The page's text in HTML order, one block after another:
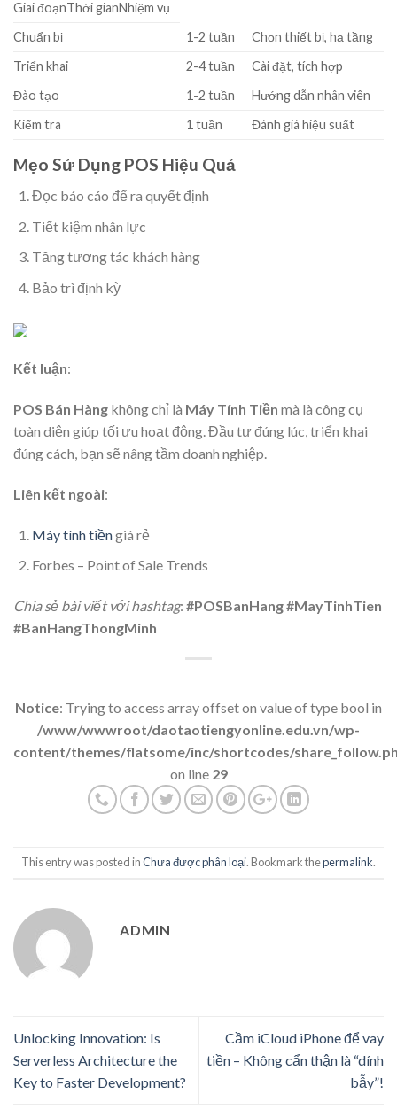
Giai đoạnThời gianNhiệm vụ
Chuẩn bị
1-2 tuần
Chọn thiết bị, hạ tầng
Triển khai
2-4 tuần
Cài đặt, tích hợp
Đào tạo
1-2 tuần
Hướng dẫn nhân viên
Kiểm tra
1 tuần Đánh giá hiệu suất
Mẹo Sử Dụng POS Hiệu Quả
Đọc báo cáo để ra quyết định
Tiết kiệm nhân lực
Tăng tương tác khách hàng
Bảo trì định kỳ
Kết luận:
POS Bán Hàng không chỉ là Máy Tính Tiền mà là công cụ
toàn diện giúp tối ưu hoạt động. Đầu tư đúng lúc, triển khai
đúng cách, bạn sẽ nâng tầm doanh nghiệp.
Liên kết ngoài:
Máy tính tiềngiá rẻ
Forbes – Point of Sale Trends
Chia sẻ bài viết với hashtag: #POSBanHang #MayTinhTien
#BanHangThongMinh
Notice: Trying to access array offset on value of type bool in
/www/wwwroot/daotaotiengyonline.edu.vn/wp-
content/themes/flatsome/inc/shortcodes/
on line 29
This entry was posted inChưa được phân loại. Bookmark thepermalink.
ADMIN
Unlocking Innovation: Is
Serverless Architecture the
Key to Faster Development?
Cầm iCloud iPhone để vay
tiền – Không cẩn thận là “dính
bẫy”!